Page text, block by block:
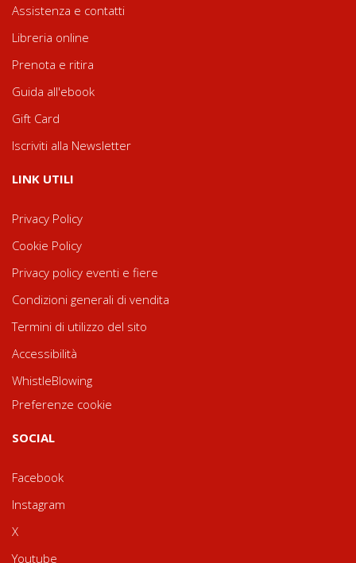
Assistenza e contatti
Libreria online
Prenota e ritira
Guida all'ebook
Gift Card
Iscriviti alla Newsletter
LINK UTILI
Privacy Policy
Cookie Policy
Privacy policy eventi e fiere
Condizioni generali di vendita
Termini di utilizzo del sito
Accessibilità
WhistleBlowing
Preferenze cookie
SOCIAL
Facebook
Instagram
X
Youtube